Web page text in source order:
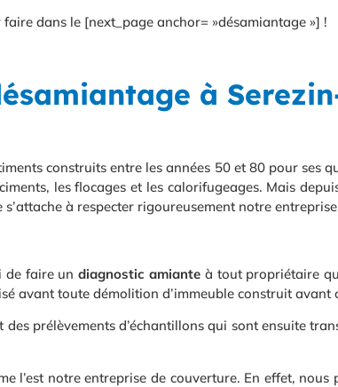
faire dans le [next_page anchor= »désamiantage »] !
à
construits entre les années 50 et 80 pour ses
les flocages et les calorifugeages. Mais
à respecter rigoureusement notre
de faire undiagnostic amiante à tout propriétaire
avant toute démolition d’immeuble construit
prélèvements d’échantillons qui sont ensuite
l’est notre entreprise de couverture. En effet,